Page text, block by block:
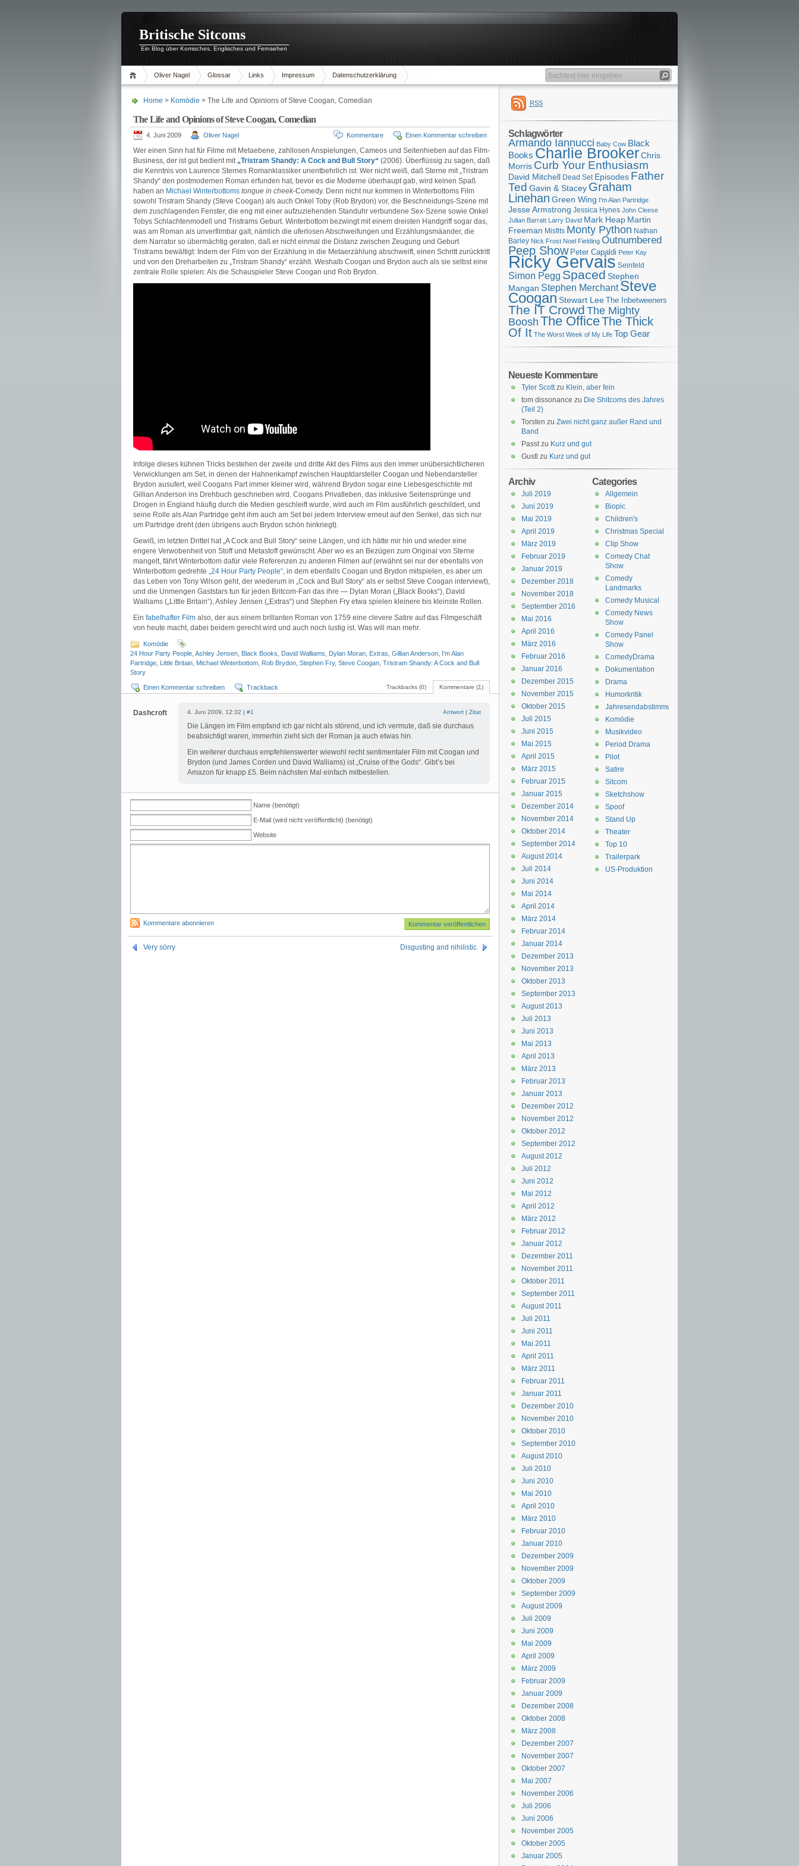
Britische Sitcoms
Ein Blog über Komisches, Englisches und Fernsehen
Oliver Nagel Glossar Links Impressum Datenschutzerklärung
Home > Komödie > The Life and Opinions of Steve Coogan, Comedian
The Life and Opinions of Steve Coogan, Comedian
4. Juni 2009 Oliver Nagel Einen Kommentar schreiben
Kommentare
Wer einen Sinn hat für Filme mit Metaebene, zahllosen Anspielungen, Cameos und Seitenhieben auf das Film-
Business, der ist gut bedient mit „Tristram Shandy: A Cock and Bull Story“ (2006). Überflüssig zu sagen, daß
die Kenntnis von Laurence Sternes Romanklassiker unentbehrlich ist: Wer nicht weiß, daß Sterne mit „Tristram
Shandy“ den postmodernen Roman erfunden hat, bevor es die Moderne überhaupt gab, wird keinen Spaß
haben an Michael Winterbottoms tongue in cheek-Comedy. Denn nicht nur kommen in Winterbottoms Film
sowohl Tristram Shandy (Steve Coogan) als auch Onkel Toby (Rob Brydon) vor, die Beschneidungs-Szene mit
dem zuschlagenden Fenster, die eng mit einer aufzuziehenden Standuhr verbundene Sex-Szene sowie Onkel
Tobys Schlachtenmodell und Tristrams Geburt. Winterbottom bezwingt mit einem dreisten Handgriff sogar das,
was am Roman als unverfilmbar galt, nämlich die uferlosen Abschweifungen und Erzählungsmäander, die
dem Narrator so übermächtig geraten, daß er nicht einmal die Distanz zwischen Zeugung und Geburt
Tristrams bewältigt: Indem der Film von der Erzählung in die Metaerzählung abschweift, einen Schritt zurücktritt
und von den Dreharbeiten zu „Tristram Shandy“ erzählt. Weshalb Coogan und Brydon auch als sie selbst eine
zentrale Rolle spielen: Als die Schauspieler Steve Coogan und Rob Brydon.
Infolge dieses kühnen Tricks bestehen der zweite und dritte Akt des Films aus den immer unübersichtlicheren
Verwicklungen am Set, in denen der Hahnenkampf zwischen Hauptdarsteller Coogan und Nebendarsteller
Brydon ausufert, weil Coogans Part immer kleiner wird, während Brydon sogar eine Liebesgeschichte mit
Gillian Anderson ins Drehbuch geschrieben wird. Coogans Privatleben, das inklusive Seitensprünge und
Drogen in England häufig durch die Medien geschleift wurde, wird auch im Film ausführlich geschildert, und
seine Rolle als Alan Partridge geht ihm auch am Set bei jedem Interview erneut auf den Senkel, das sich nur
um Partridge dreht (den übrigens auch Brydon schön hinkriegt).
Gewiß, im letzten Drittel hat „A Cock and Bull Story“ seine Längen, und ich hätte mir hin und wieder eine
engere Verwobenheit von Stoff und Metastoff gewünscht. Aber wo es an Bezügen zum Original von Sterne
mangelt, fährt Winterbottom dafür viele Referenzen zu anderen Filmen auf (erwähnt sei nur der ebenfalls von
Winterbottom gedrehte „24 Hour Party People“, in dem ebenfalls Coogan und Brydon mitspielen, es aber um
das Leben von Tony Wilson geht, der wiederum in „Cock and Bull Story“ als er selbst Steve Coogan interviewt),
und die Unmengen Gaststars tun für jeden Britcom-Fan das ihre — Dylan Moran („Black Books“), David
Walliams („Little Britain“), Ashley Jensen („Extras“) und Stephen Fry etwa spielen kleinere bis kleinste Rollen.
Ein fabelhafter Film also, der aus einem brillanten Roman von 1759 eine clevere Satire auf das Filmgeschäft
von heute macht, dabei beidem gerecht wird und auch noch lustig ist. Was will man mehr.
Komödie
24 Hour Party People Ashley Jensen Black Books David Walliams Dylan Moran Extras Gillian Anderson I'm Alan
Partridge Little Britain Michael Winterbottom Rob Brydon Stephen Fry, Steve Coogan Tristram Shandy: A Cock and Bull
Story
Kommentare (1)
Trackbacks (0)
Einen Kommentar schreiben Trackback
Dashcroft 4. Juni 2009, 12:32 | #1 Antwort | Zitat
Die Längen im Film empfand ich gar nicht als störend, und ich vermute, daß sie durchaus
beabsichtigt waren, immerhin zieht sich der Roman ja auch etwas hin.
Ein weiterer durchaus empfehlenswerter wiewohl recht sentimentaler Film mit Coogan und
Brydon (und James Corden und David Walliams) ist „Cruise of the Gods“. Gibt’s bei
Amazon für knapp £5. Beim nächsten Mal einfach mitbestellen.
Name (benötigt)
E-Mail (wird nicht veröffentlicht) (benötigt)
Website
Kommentare abonnieren
Very sörry Disgusting and nihilistic
RSS
Schlagwörter
Armando Iannucci Baby Cow Black
Books Charlie BrookerChris
Morris Curb Your Enthusiasm
David Mitchell Dead Set Episodes Father
Ted Gavin & Stacey Graham
Linehan Green Wing I'm Alan Partridge
Jesse Armstrong Jessica Hynes John Cleese
Julian Barratt Larry David Mark Heap Martin
Freeman Misfits Monty Python Nathan
Barley Nick Frost Noel Fielding Outnumbered
Peep Show Peter Capaldi Peter Kay
Ricky Gervais Seinfeld
Simon Pegg Spaced Stephen
Mangan Stephen Merchant Steve
CooganStewart Lee The Inbetweeners
The IT Crowd The Mighty
Boosh The OfficeThe Thick
Of It The Worst Week of My Life Top Gear
Neueste Kommentare
Tyler Scottzu Klein, aber fein
tom dissonance zu Die Shitcoms des Jahres
(Teil 2)
Torsten zu Zwei nicht ganz außer Rand und
Band
Passtzu Kurz und gut
Gustl zu Kurz und gut
Categories
Allgemein
Biopic
Children's
Christmas Special
Clip Show
Comedy Chat
Show
Comedy
Landmarks
Comedy Musical
Comedy News
Show
Comedy Panel
Show
ComedyDrama
Dokumentation
Drama
Humorkritik
Jahresendabstimmung
Komödie
Musikvideo
Period Drama
Pilot
Satire
Sitcom
Sketchshow
Spoof
Stand Up
Theater
Top 10
Trailerpark
US-Produktion
Archiv
Juli 2019
Juni 2019
Mai 2019
April 2019
März 2019
Februar 2019
Januar 2019
Dezember 2018
November 2018
September 2016
Mai 2016
April 2016
März 2016
Februar 2016
Januar 2016
Dezember 2015
November 2015
Oktober 2015
Juli 2015
Juni 2015
Mai 2015
April 2015
März 2015
Februar 2015
Januar 2015
Dezember 2014
November 2014
Oktober 2014
September 2014
August 2014
Juli 2014
Juni 2014
Mai 2014
April 2014
März 2014
Februar 2014
Januar 2014
Dezember 2013
November 2013
Oktober 2013
September 2013
August 2013
Juli 2013
Juni 2013
Mai 2013
April 2013
März 2013
Februar 2013
Januar 2013
Dezember 2012
November 2012
Oktober 2012
September 2012
August 2012
Juli 2012
Juni 2012
Mai 2012
April 2012
März 2012
Februar 2012
Januar 2012
Dezember 2011
November 2011
Oktober 2011
September 2011
August 2011
Juli 2011
Juni 2011
Mai 2011
April 2011
März 2011
Februar 2011
Januar 2011
Dezember 2010
November 2010
Oktober 2010
September 2010
August 2010
Juli 2010
Juni 2010
Mai 2010
April 2010
März 2010
Februar 2010
Januar 2010
Dezember 2009
November 2009
Oktober 2009
September 2009
August 2009
Juli 2009
Juni 2009
Mai 2009
April 2009
März 2009
Februar 2009
Januar 2009
Dezember 2008
Oktober 2008
März 2008
Dezember 2007
November 2007
Oktober 2007
Mai 2007
November 2006
Juli 2006
Juni 2006
November 2005
Oktober 2005
Januar 2005